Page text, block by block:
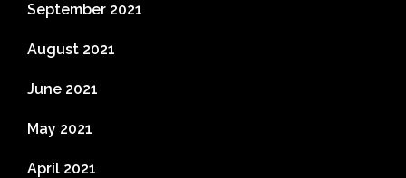
September 2021
August 2021
June 2021
May 2021
April 2021